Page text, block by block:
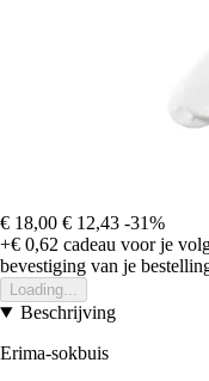
€ 18,00 € 12,43 -31%
+€ 0,62 cadeau voor je
bevestiging van je
Loading...
Beschrijving
Erima-sokbuis